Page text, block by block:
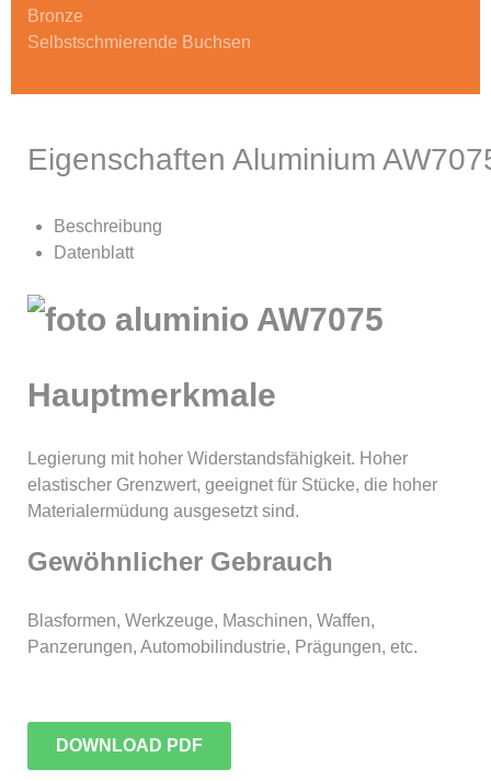
Bronze
Selbstschmierende Buchsen
Eigenschaften Aluminium
Beschreibung
Datenblatt
Hauptmerkmale
Legierung mit hoher Widerstandsfähigkeit. Hoher
elastischer Grenzwert, geeignet für Stücke, die hoher
Materialermüdung ausgesetzt sind.
Gewöhnlicher Gebrauch
Blasformen, Werkzeuge, Maschinen, Waffen,
Panzerungen, Automobilindustrie, Prägungen, etc.
DOWNLOAD PDF